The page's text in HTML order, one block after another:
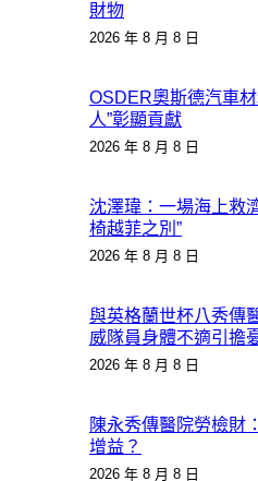
財物
2026 年 8 月 8 日
OSDER奧斯德汽車
人”彰顯貢獻
2026 年 8 月 8 日
沈澤瑋：一場海上救
椅越菲之別”
2026 年 8 月 8 日
與英格蘭世杯八秀傳
威隊員身體不適引擔
2026 年 8 月 8 日
陳永秀傳醫院勞檢財
增益？
2026 年 8 月 8 日